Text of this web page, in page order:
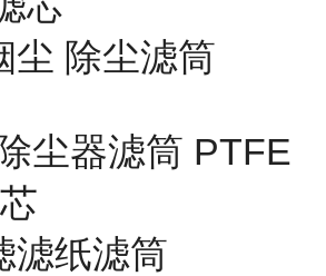
尘 除尘滤筒
尘器滤筒 PTFE
滤纸滤筒